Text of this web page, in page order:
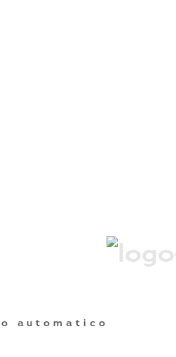
automatico